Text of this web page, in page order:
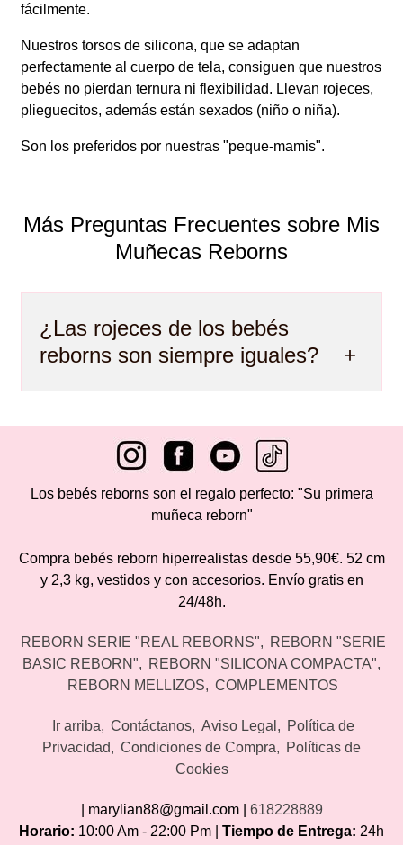
fácilmente.
Nuestros torsos de silicona, que se adaptan
perfectamente al cuerpo de tela, consiguen que nuestros
bebés no pierdan ternura ni flexibilidad. Llevan rojeces,
plieguecitos, además están sexados (niño o niña).
Son los preferidos por nuestras "peque-mamis".
Más Preguntas Frecuentes sobre Mis
Muñecas Reborns
¿Las rojeces de los bebés
reborns son siempre iguales?
Los bebés reborns son el regalo perfecto: "Su primera
muñeca reborn"
Compra bebés reborn hiperrealistas desde 55,90€. 52 cm
y 2,3 kg, vestidos y con accesorios. Envío gratis en
24/48h.
REBORN SERIE "REAL REBORNS"
REBORN "SERIE
BASIC REBORN"
REBORN "SILICONA COMPACTA"
REBORN MELLIZOS
COMPLEMENTOS
Ir arriba Contáctanos Aviso Legal
Política de
Privacidad
Condiciones de Compra
Políticas de
Cookies
| marylian88@gmail.com | 618228889
Horario: 10:00 Am - 22:00 Pm | Tiempo de Entrega: 24h